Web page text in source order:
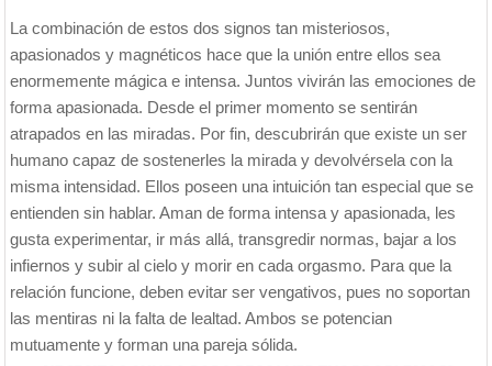
La combinación de estos dos signos tan misteriosos,
apasionados y magnéticos hace que la unión entre ellos sea
enormemente mágica e intensa. Juntos vivirán las emociones de
forma apasionada. Desde el primer momento se sentirán
atrapados en las miradas. Por fin, descubrirán que existe un ser
humano capaz de sostenerles la mirada y devolvérsela con la
misma intensidad. Ellos poseen una intuición tan especial que se
entienden sin hablar. Aman de forma intensa y apasionada, les
gusta experimentar, ir más allá, transgredir normas, bajar a los
infiernos y subir al cielo y morir en cada orgasmo. Para que la
relación funcione, deben evitar ser vengativos, pues no soportan
las mentiras ni la falta de lealtad. Ambos se potencian
mutuamente y forman una pareja sólida.